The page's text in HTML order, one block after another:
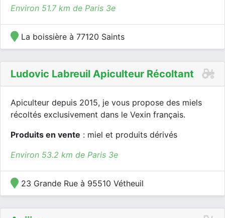
Environ 51.7 km de Paris 3e
La boissière à 77120 Saints
Ludovic Labreuil Apiculteur Récoltant
Apiculteur depuis 2015, je vous propose des miels
récoltés exclusivement dans le Vexin français.
Produits en vente : miel et produits dérivés
Environ 53.2 km de Paris 3e
23 Grande Rue à 95510 Vétheuil